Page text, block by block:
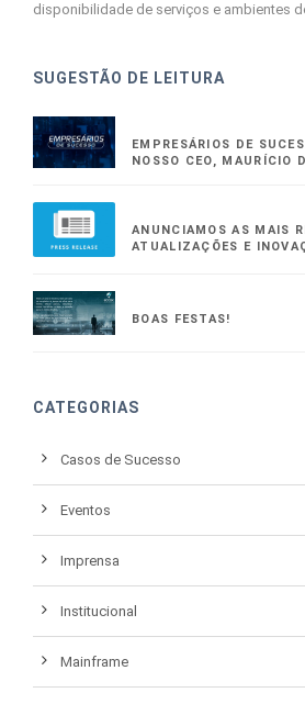
disponibilidade de serviços e ambientes
SUGESTÃO DE LEITURA
EMPRESÁRIOS DE
NOSSO CEO, MAURÍCIO
ANUNCIAMOS AS MAIS
ATUALIZAÇÕES E
BOAS FESTAS!
CATEGORIAS
Casos de Sucesso
Eventos
Imprensa
Institucional
Mainframe